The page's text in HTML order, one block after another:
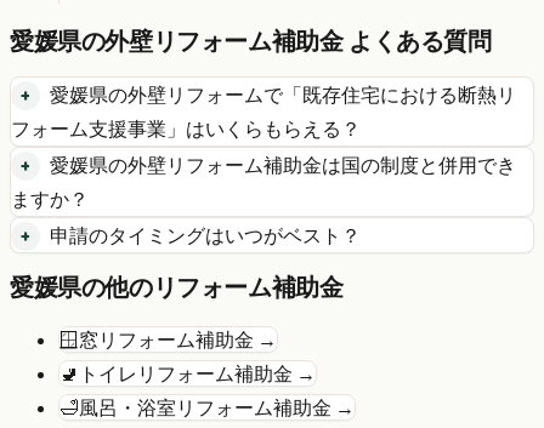
愛媛県の外壁リフォーム補助金 よくある質問
愛媛県の外壁リフォームで「既存住宅における断熱リ
フォーム支援事業 」はいくらもらえる？
愛媛県の外壁リフォーム補助金は国の制度と併用でき
ますか？
申請のタイミングはいつがベスト？
愛媛県の他のリフォーム補助金
🪟 窓リフォーム補助金 →
🚽 トイレリフォーム補助金 →
🛁風呂・浴室リフォーム補助金 →